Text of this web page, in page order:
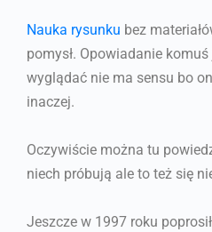
Nauka rysunku bez
pomysł. Opowiadanie
wyglądać nie ma sensu bo
inaczej.
Oczywiście można tu
niech próbują ale to też się
Jeszcze w 1997 roku